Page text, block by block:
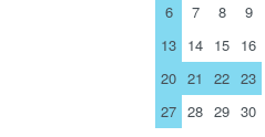
6
7 8 9
13 14 15 16
20 21 22 23
27 28 29 30